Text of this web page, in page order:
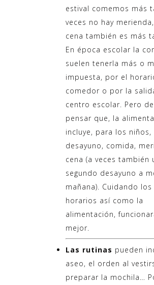
estival comemos más
veces no hay
cena también es más
En época escolar la
suelen tenerla más o
impuesta, por el
comedor o por la
centro escolar. Pero
pensar que, la
incluye, para los niños,
desayuno, comida,
cena (a veces también
segundo desayuno a
mañana). Cuidando los
horarios así como la
alimentación,
mejor.
Las rutinas pueden
aseo, el orden al
preparar la mochila…